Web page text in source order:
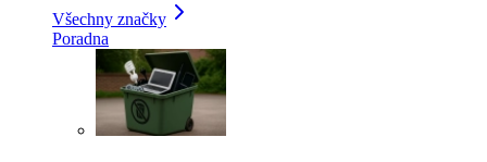
Všechny značky
Poradna